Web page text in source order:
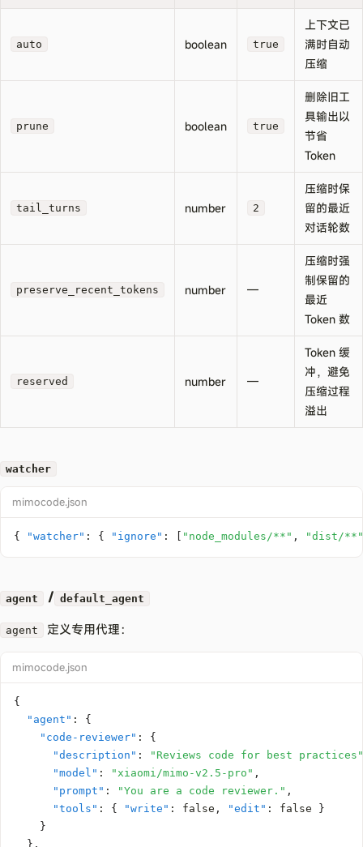
auto boolean true
上下文已
满时自动
压缩
prune boolean true
删除旧工
具输出以
节省
Token
tail_turns number 2
压缩时保
留的最近
对话轮数
preserve_recent_tokens number —
压缩时强
制保留的
最近
Token 数
reserved number —
Token 缓
冲，避免
压缩过程
溢出
watcher
mimocode.json
{ "watcher" : { "ignore" : "node_modules/**" , "dist/**"
agent / default_agent
agent 定义专用代理：
mimocode.json
{
"agent" :
{
"code-reviewer" :
{
"description" :
"Reviews code for best practices"
"model" : "xiaomi/mimo-v2.5-pro" ,
"prompt" : "You are a code reviewer." ,
"tools" : { "write" : false , "edit" : false
}
}
} ,